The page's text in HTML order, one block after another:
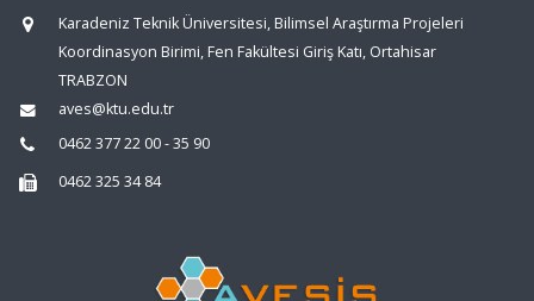
Karadeniz Teknik Üniversitesi, Bilimsel Araştırma Projeleri
Koordinasyon Birimi, Fen Fakültesi Giriş Katı, Ortahisar
TRABZON
aves@ktu.edu.tr
0462 377 22 00 - 35 90
0462 325 34 84